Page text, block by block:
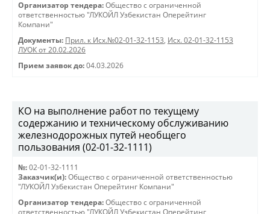
Организатор тендера: Общество с ограниченной
ответственностью "ЛУКОЙЛ Узбекистан Оперейтинг
Компани"
Документы: Прил. к Исх.№02-01-32-1153, Исх. 02-01-32-1153
ЛУОК от 20.02.2026
Прием заявок до: 04.03.2026
КО на выполнение работ по текущему
содержанию и техническому обслуживанию
железнодорожных путей необщего
пользования (02-01-32-1111)
№: 02-01-32-1111
Заказчик(и): Общество с ограниченной ответственностью
"ЛУКОЙЛ Узбекистан Оперейтинг Компани"
Организатор тендера: Общество с ограниченной
ответственностью "ЛУКОЙЛ Узбекистан Оперейтинг